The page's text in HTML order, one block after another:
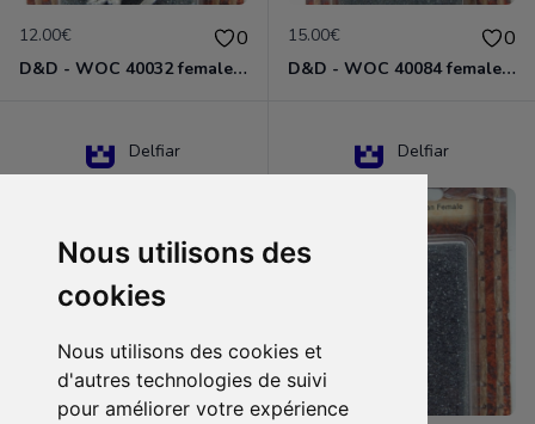
Nous utilisons des
cookies
Nous utilisons des cookies et
d'autres technologies de suivi
pour améliorer votre expérience
12.00€ 0
D&D - WOC 40032 female halfling rogue Miniature - Donjons Dragons
15.00€ 0
D&D - WOC 40084 female human wizard Miniature - Donjons Dragons
Delfiar Delfiar